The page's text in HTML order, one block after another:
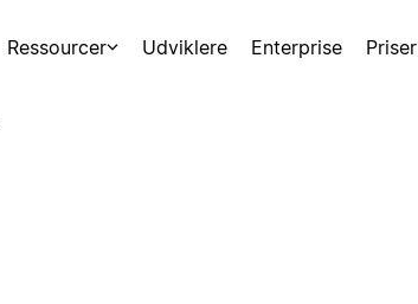
Ressourcer Udviklere Enterprise Priser